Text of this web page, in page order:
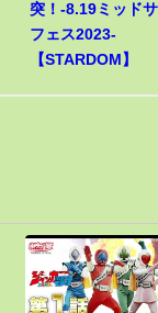
突！-8.19ミッド
フェス2023-
【STARDOM】